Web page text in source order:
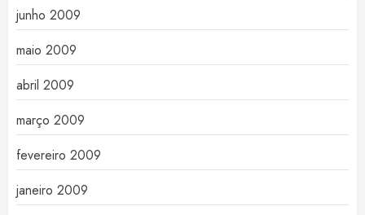
junho 2009
maio 2009
abril 2009
março 2009
fevereiro 2009
janeiro 2009